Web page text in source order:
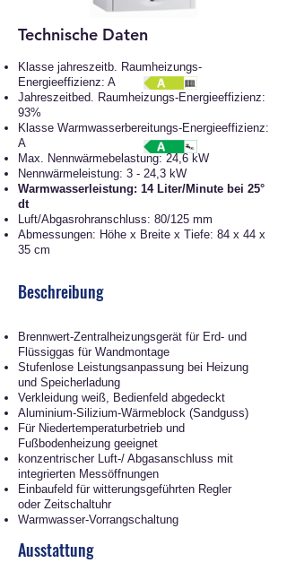
Technische Daten
Klasse jahreszeitb. Raumheizungs-
Energieeffizienz: A
Jahreszeitbed. Raumheizungs-Energieeffizienz:
93%
Klasse Warmwasserbereitungs-Energieeffizienz:
A
Max. Nennwärmebelastung: 24,6 kW
Nennwärmeleistung: 3 - 24,3 kW
Warmwasserleistung: 14 Liter/Minute bei 25°
dt
Luft/Abgasrohranschluss: 80/125 mm
Abmessungen: Höhe x Breite x Tiefe: 84 x 44 x
35 cm
Beschreibung
Brennwert-Zentralheizungsgerät für Erd- und
Flüssiggas für Wandmontage
Stufenlose Leistungsanpassung bei Heizung
und Speicherladung
Verkleidung weiß, Bedienfeld abgedeckt
Aluminium-Silizium-Wärmeblock (Sandguss)
Für Niedertemperaturbetrieb und
Fußbodenheizung geeignet
konzentrischer Luft-/ Abgasanschluss mit
integrierten Messöffnungen
Einbaufeld für witterungsgeführten Regler
oder Zeitschaltuhr
Warmwasser-Vorrangschaltung
Ausstattung